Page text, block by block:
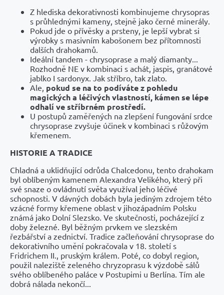
Z hlediska dekorativnosti kombinujeme chrysopras
s průhlednými kameny, stejně jako černé minerály.
Pokud jde o přívěsky a prsteny, je lepší vybrat si
výrobky s masivním kabošonem bez přítomnosti
dalších drahokamů.
Ideální tandem - chrysoprase a malý diamanty...
Rozhodně NE v kombinaci s achát, jaspis, granátové
jablko I sardonyx. Jak stříbro, tak zlato.
Ale, pokud se na to podíváte z pohledu
magických a léčivých vlastností, kámen se lépe
odhalí ve stříbrném prostředí.
U postupů zaměřených na zlepšení fungování srdce
chrysoprase zvyšuje účinek v kombinaci s růžovým
křemenem.
HISTORIE A TRADICE
Chladná a uklidňující odrůda Chalcedonu, tento drahokam
byl oblíbeným kamenem Alexandra Velikého, který při
své snaze o ovládnutí světa využíval jeho léčivé
schopnosti. V dávných dobách byla jediným zdrojem této
vzácné formy křemene oblast v jihozápadním Polsku
známá jako Dolní Slezsko. Ve skutečnosti, pocházející z
doby železné. Byl běžným prvkem ve slezském
řezbářství a zednictví. Tradice začleňování chrysoprase do
dekorativního umění pokračovala v 18. století s
Fridrichem II., pruským králem. Poté, co dobyl region,
použil naleziště zeleného chryzoprasu k výzdobě sálů
svého oblíbeného paláce v Postupimi u Berlína. Tím ale
dobrá nálada nekončí...